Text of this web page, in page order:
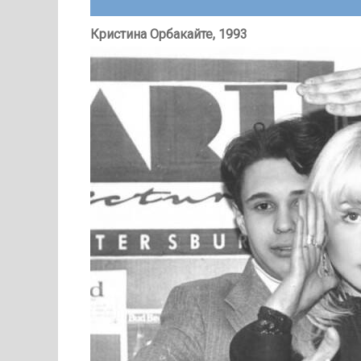
Кристина Орбакайте, 1993